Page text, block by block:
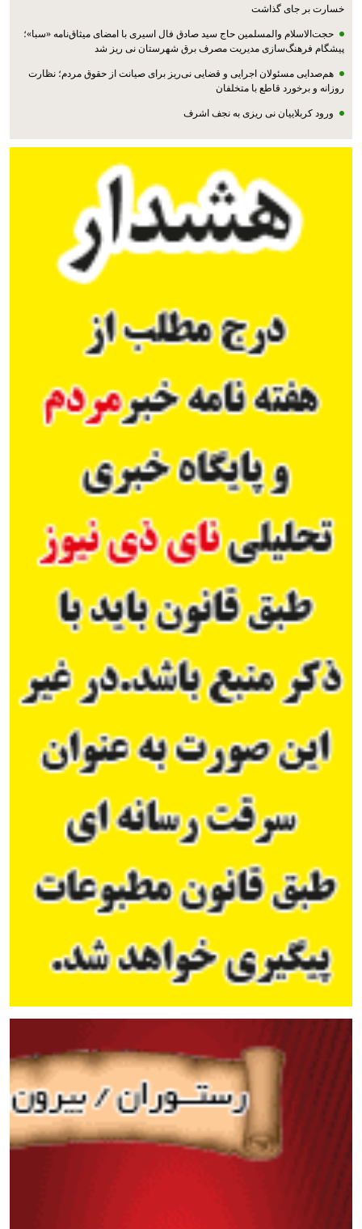
خسارت بر جای گذاشت
حجت‌الاسلام والمسلمین حاج سید صادق فال اسیری با امضای میثاق‌نامه «سبا»؛
پیشگام فرهنگ‌سازی مدیریت مصرف برق شهرستان نی ریز شد
هم‌صدایی مسئولان اجرایی و قضایی نی‌ریز برای صیانت از حقوق مردم؛ نظارت
روزانه و برخورد قاطع با متخلفان
ورود کربلاییان نی ریزی به نجف اشرف